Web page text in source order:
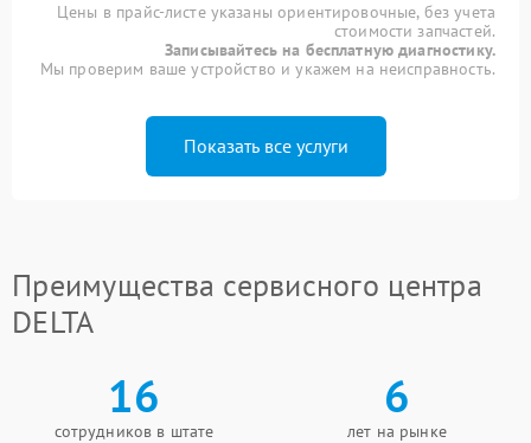
Цены в прайс-листе указаны ориентировочные, без учета
стоимости запчастей.
Записывайтесь на бесплатную диагностику.
Мы проверим ваше устройство и укажем на неисправность.
Показать все услуги
Преимущества сервисного центра
DELTA
16
сотрудников в штате
6
лет на рынке